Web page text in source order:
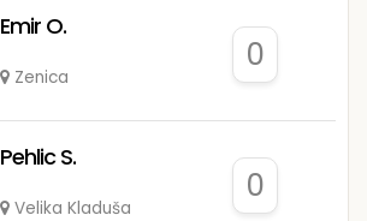
Emir O.
Zenica
0
Pehlic S.
Velika Kladuša
0